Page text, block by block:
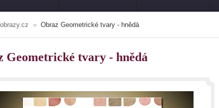
Obraz Geometrické tvary - hnědá
Geometrické tvary - hnědá